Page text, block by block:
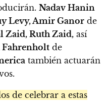
Nadav Hanin
Levy, Amir Ganor de
Zaid, Ruth Zaid, así
Fahrenholt de
también actuarán
de celebrar a estas